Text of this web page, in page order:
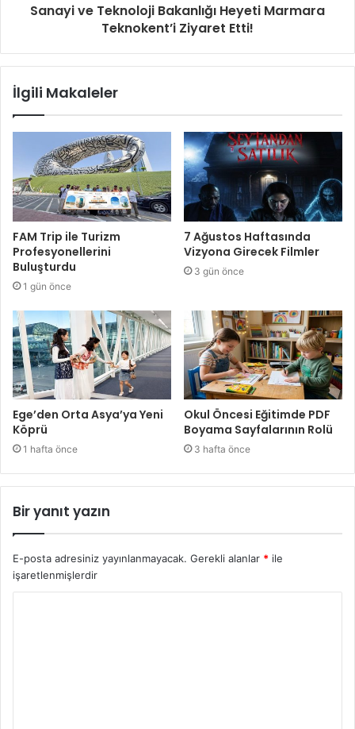
Sanayi ve Teknoloji Bakanlığı Heyeti Marmara
Teknokent’i Ziyaret Etti!
İlgili Makaleler
FAM Trip ile Turizm
Profesyonellerini
Buluşturdu
1 gün önce
7 Ağustos Haftasında
Vizyona Girecek Filmler
3 gün önce
Ege’den Orta Asya’ya Yeni
Köprü
1 hafta önce
Okul Öncesi Eğitimde PDF
Boyama Sayfalarının Rolü
3 hafta önce
Bir yanıt yazın
E-posta adresiniz yayınlanmayacak. Gerekli alanlar * ile
işaretlenmişlerdir